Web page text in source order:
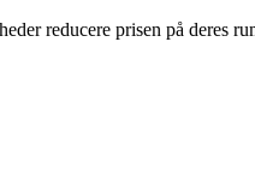
reducere prisen på deres